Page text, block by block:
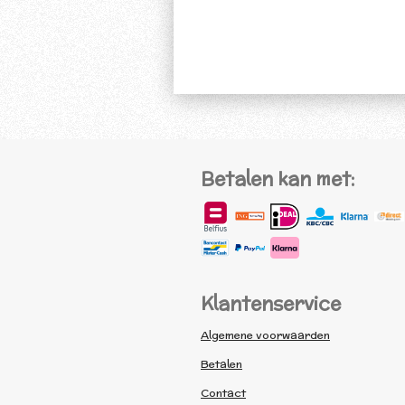
Betalen kan met:
Klantenservice
Algemene voorwaarden
Betalen
Contact